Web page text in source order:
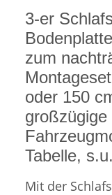
3-er
zum
oder 150
Tabelle,
Mit der